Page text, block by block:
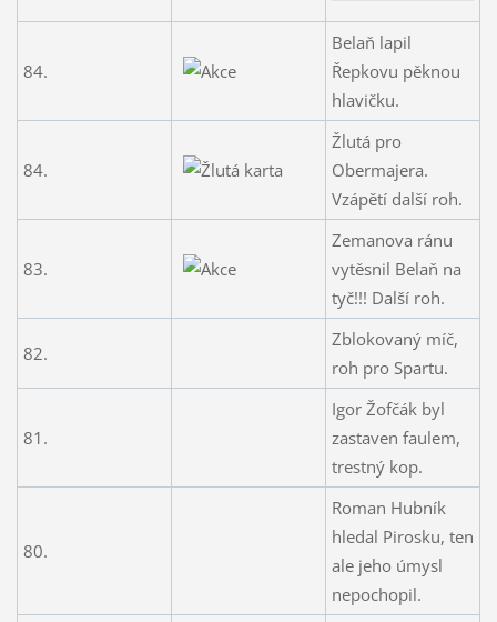
84.
Belaň lapil
Řepkovu pěknou
hlavičku.
84.
Žlutá pro
Obermajera.
Vzápětí další roh.
83.
Zemanova ránu
vytěsnil Belaň na
tyč!!! Další roh.
82.
Zblokovaný míč,
roh pro Spartu.
81.
Igor Žofčák byl
zastaven faulem,
trestný kop.
80.
Roman Hubník
hledal Pirosku, ten
ale jeho úmysl
nepochopil.